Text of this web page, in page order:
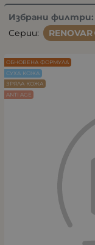
Избрани филтри:
Серии:
RENOVAR
ОБНОВЕНА ФОРМУЛА
СУХА КОЖА
ЗРЯЛА КОЖА
ANTI AGE